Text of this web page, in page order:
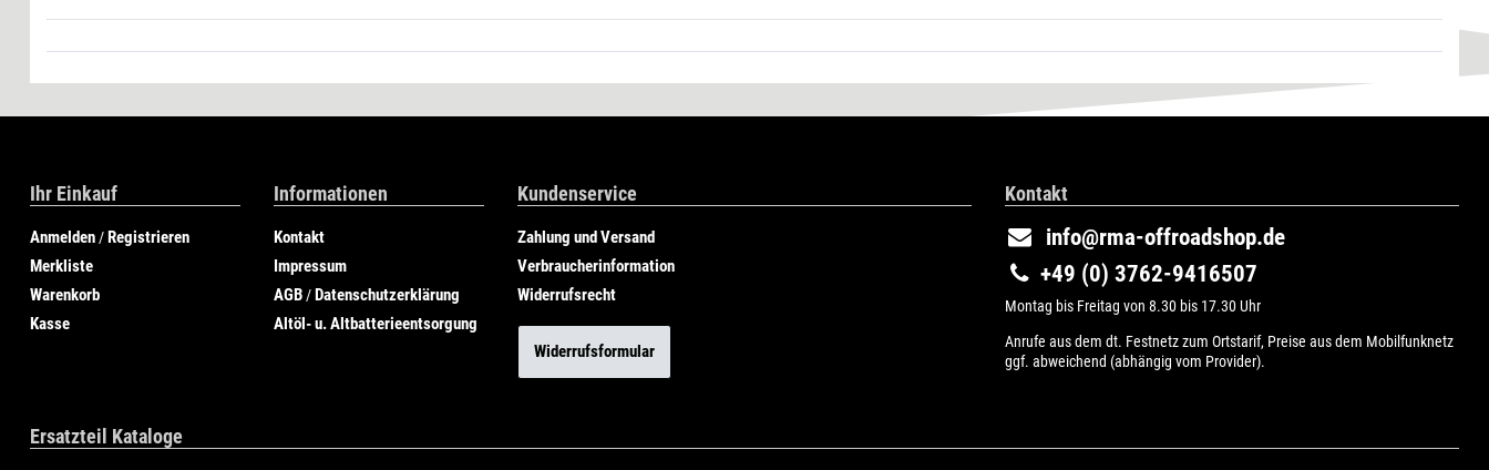
Ihr Einkauf
Anmelden /Registrieren
Merkliste
Warenkorb
Kasse
Informationen
Kontakt
Impressum
AGB /Datenschutzerklärung
Altöl- u. Altbatterieentsorgung
Kundenservice
Zahlung und Versand
Verbraucherinformation
Widerrufsrecht
Widerrufsformular
Kontakt
info@rma-offroadshop.de
+49 (0) 3762-9416507
Montag bis Freitag von 8.30 bis 17.30 Uhr
Anrufe aus dem dt. Festnetz zum Ortstarif, Preise aus dem Mobilfunknetz
ggf. abweichend (abhängig vom Provider).
Ersatzteil Kataloge